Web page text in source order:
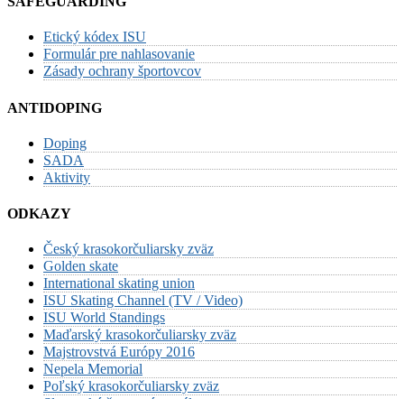
Etický kódex ISU
Formulár pre nahlasovanie
Zásady ochrany športovcov
ANTIDOPING
Doping
SADA
Aktivity
ODKAZY
Český krasokorčuliarsky zväz
Golden skate
International skating union
ISU Skating Channel (TV / Video)
ISU World Standings
Maďarský krasokorčuliarsky zväz
Majstrovstvá Európy 2016
Nepela Memorial
Poľský krasokorčuliarsky zväz